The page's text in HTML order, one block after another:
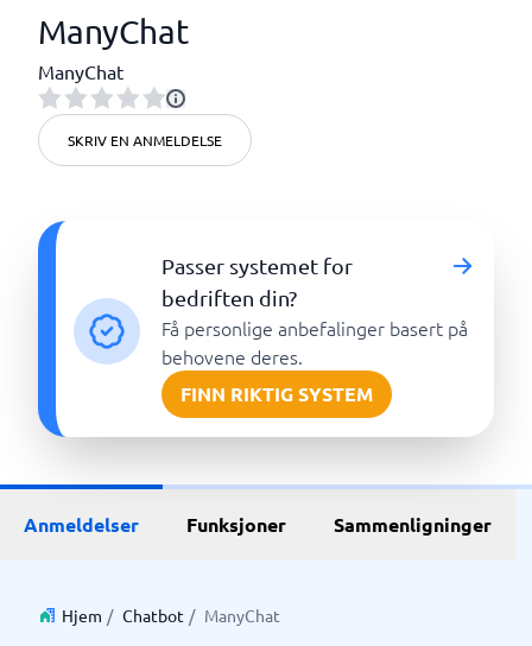
ManyChat
ManyChat
SKRIV EN ANMELDELSE
Passer systemet for
bedriften din?
Få personlige anbefalinger basert på
behovene deres.
FINN RIKTIG SYSTEM
Anmeldelser Funksjoner Sammenligninger
Hjem / Chatbot / ManyChat